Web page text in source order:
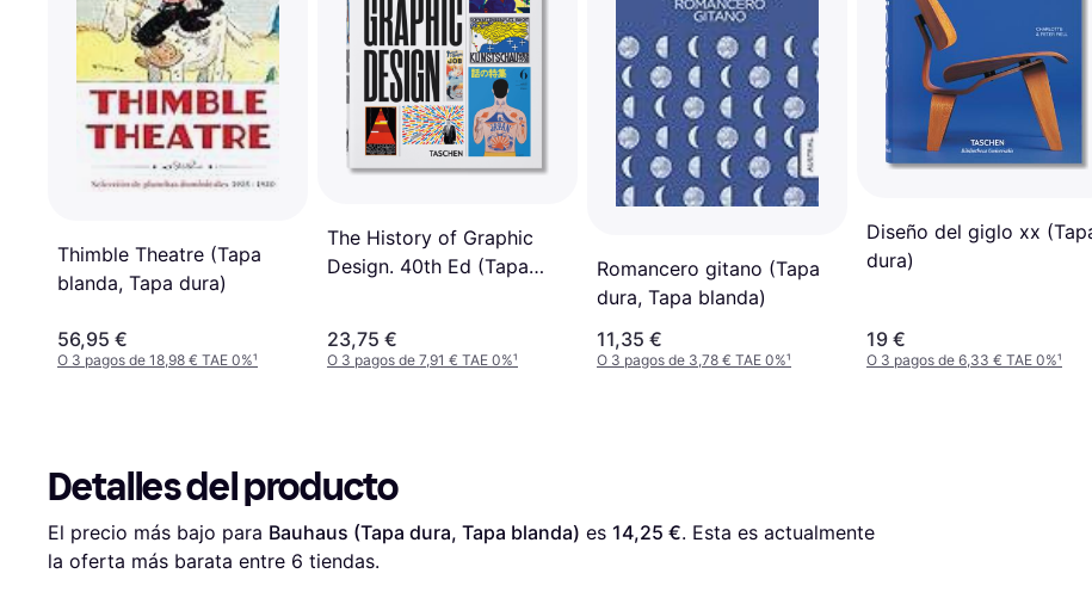
Thimble Theatre (Tapa
blanda, Tapa dura)
56,95 €
O 3 pagos de 18,98 € TAE 0%¹
The History of Graphic
Design. 40th Ed (Tapa
23,75 €
O 3 pagos de 7,91 € TAE 0%¹
Romancero gitano (Tapa
dura, Tapa blanda)
11,35 €
O 3 pagos de 3,78 € TAE 0%¹
Diseño del giglo xx
dura)
19 €
O 3 pagos de 6,33 € TAE 0%¹
Detalles del producto
El precio más bajo para Bauhaus (Tapa dura, Tapa blanda) es 14,25 €. Esta es actualmente
la oferta más barata entre 6 tiendas.